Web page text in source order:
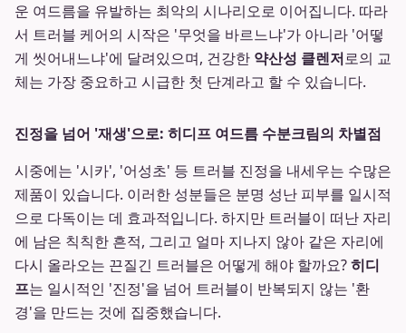
운 여드름을 유발하는 최악의 시나리오로 이어집니다. 따라
서 트러블 케어의 시작은 '무엇을 바르느냐'가 아니라 '어떻
게 씻어내느냐'에 달려있으며, 건강한 약산성 클렌저로의 교
체는 가장 중요하고 시급한 첫 단계라고 할 수 있습니다.
진정을 넘어 '재생'으로: 히디프 여드름 수분크림의 차별점
시중에는 '시카', '어성초' 등 트러블 진정을 내세우는 수많은
제품이 있습니다. 이러한 성분들은 분명 성난 피부를 일시적
으로 다독이는 데 효과적입니다. 하지만 트러블이 떠난 자리
에 남은 칙칙한 흔적, 그리고 얼마 지나지 않아 같은 자리에
다시 올라오는 끈질긴 트러블은 어떻게 해야 할까요?히디
프는 일시적인 '진정'을 넘어 트러블이 반복되지 않는 '환
경'을 만드는 것에 집중했습니다.